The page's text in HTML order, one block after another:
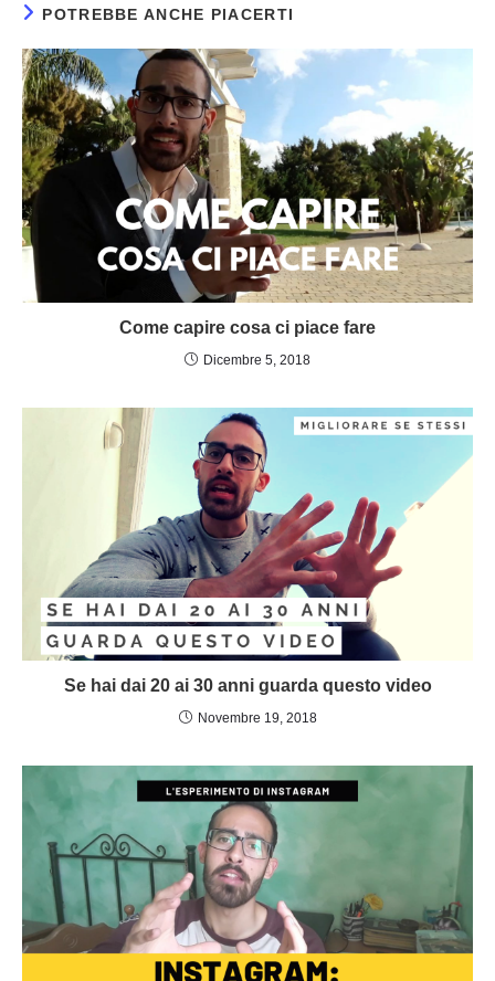
POTREBBE ANCHE PIACERTI
Come capire cosa ci piace fare
Dicembre 5, 2018
Se hai dai 20 ai 30 anni guarda questo video
Novembre 19, 2018